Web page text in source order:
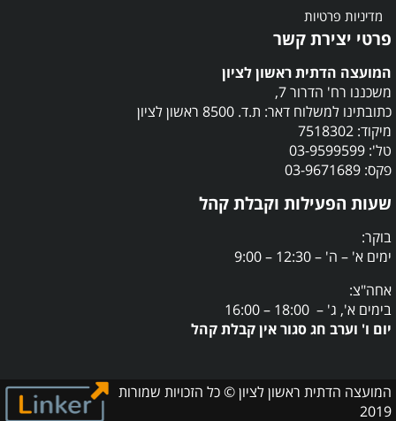
מדיניות פרטיות
פרטי יצירת קשר
המועצה הדתית ראשון לציון
משכננו רח' הדרור 7,
כתובתינו למשלוח דאר: ת.ד. 8500 ראשון לציון
מיקוד: 7518302
טל': 03-9599599
פקס: 03-9671689
שעות הפעילות וקבלת קהל
בוקר:
ימים א' – ה' – 12:30 – 9:00
אחה"צ:
בימים א', ג' – 18:00 – 16:00
יום ו' וערב חג סגור אין קבלת קהל
המועצה הדתית ראשון לציון © כל הזכויות שמורות
2019